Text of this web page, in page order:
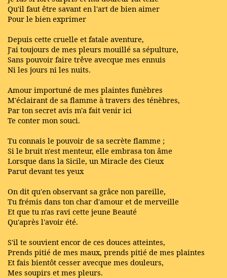
Qu'il faut être savant en l'art de bien aimer
Pour le bien exprimer
Depuis cette cruelle et fatale aventure,
J'ai toujours de mes pleurs mouillé sa sépulture,
Sans pouvoir faire trêve avecque mes ennuis
Ni les jours ni les nuits.
Amour importuné de mes plaintes funèbres
M'éclairant de sa flamme à travers des ténèbres,
Par ton secret avis m'a fait venir ici
Te conter mon souci.
Tu connais le pouvoir de sa secrète flamme ;
Si le bruit n'est menteur, elle embrasa ton âme
Lorsque dans la Sicile, un Miracle des Cieux
Parut devant tes yeux
On dit qu'en observant sa grâce non pareille,
Tu frémis dans ton char d'amour et de merveille
Et que tu n'as ravi cette jeune Beauté
Qu'après l'avoir été.
S'il te souvient encor de ces douces atteintes,
Prends pitié de mes maux, prends pitié de mes plaintes
Et fais bientôt cesser avecque mes douleurs,
Mes soupirs et mes pleurs.